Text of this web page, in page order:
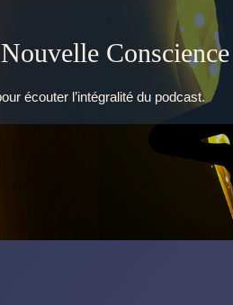
Nouvelle Conscience
écouter l’intégralité du podcast.